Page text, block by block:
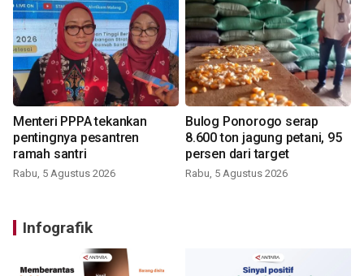
Menteri PPPA tekankan
pentingnya pesantren
ramah santri
Rabu, 5 Agustus 2026
Bulog Ponorogo serap
8.600 ton jagung petani, 95
persen dari target
Rabu, 5 Agustus 2026
Infografik